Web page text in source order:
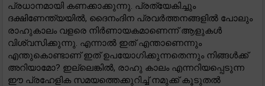
പ്രധാനമായി കണക്കാക്കുന്നു. പ്രത്യേകിച്ചും
ദക്ഷിണേന്ത്യയിൽ, ദൈനംദിന പ്രവർത്തനങ്ങളിൽ പോലും
രാഹുകാലം വളരെ നിർണായകമാണെന്ന് ആളുകൾ
വിശ്വസിക്കുന്നു. എന്നാൽ ഇത് എന്താണെന്നും
എന്തുകൊണ്ടാണ് ഇത് ഉപയോഗിക്കുന്നതെന്നും നിങ്ങൾക്ക്
അറിയാമോ? ഇല്ലെങ്കിൽ, രാഹു കാലം എന്നറിയപ്പെടുന്ന
ഈ പ്രഹേളിക സമയത്തെക്കുറിച്ച് നമുക്ക് കൂടുതൽ